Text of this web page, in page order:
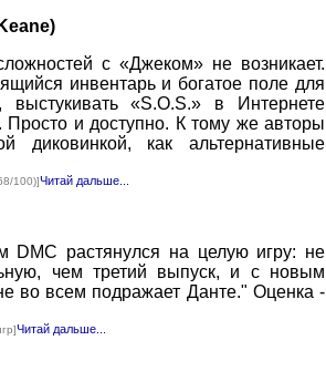
с «Джеком» не возникает.
инвентарь и богатое поле для
выстукивать «S.O.S.» в Интернете
Просто и доступно. К тому же авторы
диковинкой, как альтернативные
100)]Читай дальше...
DMC растянулся на целую игру: не
чем третий выпуск, и с новым
во всем подражает Данте." Оценка -
Читай дальше...